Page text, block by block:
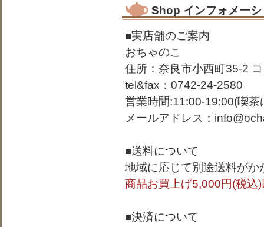
Shop インフォメーシ
■実店舗のご案内
おちゃのこ
住所：奈良市小西町35-2
tel&fax：0742-24-2580
営業時間:11:00-19:00(喫
メールアドレス：
■送料について
地域に応じて別途送料がか
商品お買上げ5,000円(税込
■決済について